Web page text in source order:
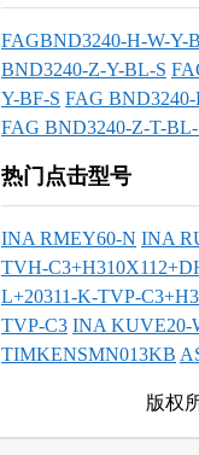
FAGBND3240-H-W-Y-
BND3240-Z-Y-BL-S
Y-BF-S FAG
FAG BND3240-Z-T-BL-
热门点击型号
INA RMEY60-N INA
TVH-
L+20311-K-TVP-
TVP-C3 INA KUVE20-
TIMKENSMN013KB
版权